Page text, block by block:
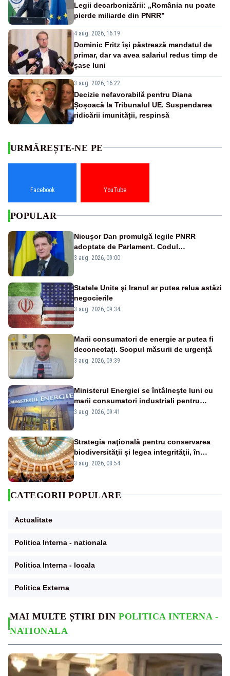
Legii decarbonizării: „România nu poate
pierde miliarde din PNRR”
4 aug. 2026, 16:19
Dominic Fritz își păstrează mandatul de
primar, dar va avea salariul redus timp de
șase luni
3 aug. 2026, 16:22
Decizie nefavorabilă pentru Diana
Șoșoacă la Tribunalul UE. Suspendarea
ridicării imunității, respinsă
MAI MULTE ȘTIRI DINPOLITICA INTERNA -
NATIONALA
URMĂREȘTE-NE PE
Facebook YouTube
POPULAR
Nicușor Dan promulgă legile PNRR
adoptate de Parlament. Codul
urbanismului, printre actele normative
3 aug. 2026, 09:00
Statele Unite şi Iranul ar putea relua astăzi
negocierile
3 aug. 2026, 09:34
Marii consumatori de energie ar putea fi
deconectați. Scopul măsurii de urgență
3 aug. 2026, 09:39
Ministerul Energiei se întâlnește luni cu
marii consumatori industriali pentru
reducerea voluntară a consumului de
3 aug. 2026, 09:41
Strategia naţională pentru conservarea
biodiversităţii și legea integrităţii, în
dezbatere
3 aug. 2026, 08:54
CATEGORII POPULARE
Actualitate
Politica Interna - nationala
Politica Interna - locala
Politica Externa